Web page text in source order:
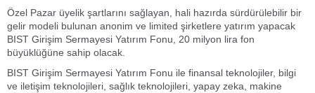
Özel Pazar üyelik şartlarını sağlayan, hali hazırda sürdürülebilir bir
gelir modeli bulunan anonim ve limited şirketlere yatırım yapacak
BIST Girişim Sermayesi Yatırım Fonu, 20 milyon lira fon
büyüklüğüne sahip olacak.
BIST Girişim Sermayesi Yatırım Fonu ile finansal teknolojiler, bilgi
ve iletişim teknolojileri, sağlık teknolojileri, yapay zeka, makine